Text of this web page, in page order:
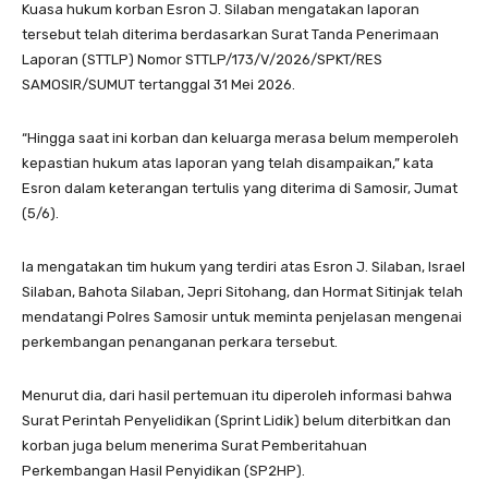
Kuasa hukum korban Esron J. Silaban mengatakan laporan
tersebut telah diterima berdasarkan Surat Tanda Penerimaan
Laporan (STTLP) Nomor STTLP/173/V/2026/SPKT/RES
SAMOSIR/SUMUT tertanggal 31 Mei 2026.
“Hingga saat ini korban dan keluarga merasa belum memperoleh
kepastian hukum atas laporan yang telah disampaikan,” kata
Esron dalam keterangan tertulis yang diterima di Samosir, Jumat
(5/6).
Ia mengatakan tim hukum yang terdiri atas Esron J. Silaban, Israel
Silaban, Bahota Silaban, Jepri Sitohang, dan Hormat Sitinjak telah
mendatangi Polres Samosir untuk meminta penjelasan mengenai
perkembangan penanganan perkara tersebut.
Menurut dia, dari hasil pertemuan itu diperoleh informasi bahwa
Surat Perintah Penyelidikan (Sprint Lidik) belum diterbitkan dan
korban juga belum menerima Surat Pemberitahuan
Perkembangan Hasil Penyidikan (SP2HP).